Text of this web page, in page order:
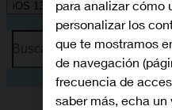
iOS 13.1
Busca por problema o tema
para analizar cómo
personalizar los
que te mostramos
de navegación
frecuencia de
saber más, echa